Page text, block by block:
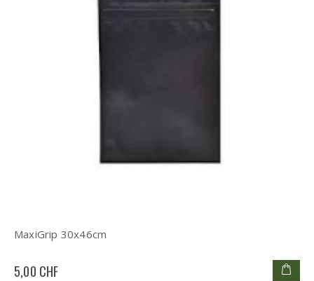
MaxiGrip 30x46cm
5,00 CHF